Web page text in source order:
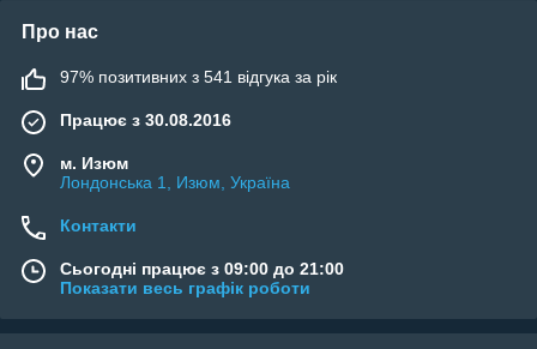
Про нас
97% позитивних з 541 відгука за рік
Працює з 30.08.2016
м. Изюм
Лондонська 1, Изюм, Україна
Контакти
Сьогодні працює з 09:00 до 21:00
Показати весь графік роботи